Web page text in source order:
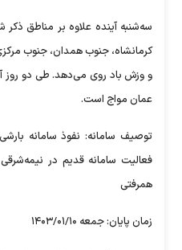
سه‌شنبه آینده علاوه بر مناطق
کرمانشاه، جنوب همدان، جنوب
و وزش باد روی می‌دهد. طی دو روز
عمان مواج است.
توصیف سامانه: نفوذ سامانه
فعالیت سامانه قدیم در
همرفتی
زمان پایان: جمعه ۱۴۰۳/۰۱/۱۰